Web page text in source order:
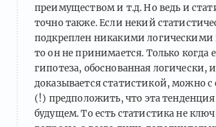
преимуществом и т.д. Но ведь и
точно также. Если некий
подкреплен никакими
то он не принимается. Только когда
гипотеза, обоснованная логически,
доказывается статистикой, можно
(!) предположить, что эта
будущем. То есть статистика не